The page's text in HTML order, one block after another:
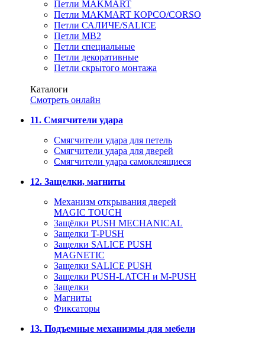
Петли MAKMART
Петли MAKMART КОРСО/CORSO
Петли САЛИЧЕ/SALICE
Петли MB2
Петли специальные
Петли декоративные
Петли скрытого монтажа
Каталоги
Смотреть онлайн
11. Смягчители удара
Смягчители удара для петель
Смягчители удара для дверей
Cмягчители удара самоклеящиеся
12. Защелки, магниты
Механизм открывания дверей
MAGIC TOUCH
Защёлки PUSH MECHANICAL
Защелки T-PUSH
Защелки SALICE PUSH
MAGNETIC
Защелки SALICE PUSH
Защелки PUSH-LATCH и M-PUSH
Защелки
Магниты
Фиксаторы
13. Подъемные механизмы для мебели